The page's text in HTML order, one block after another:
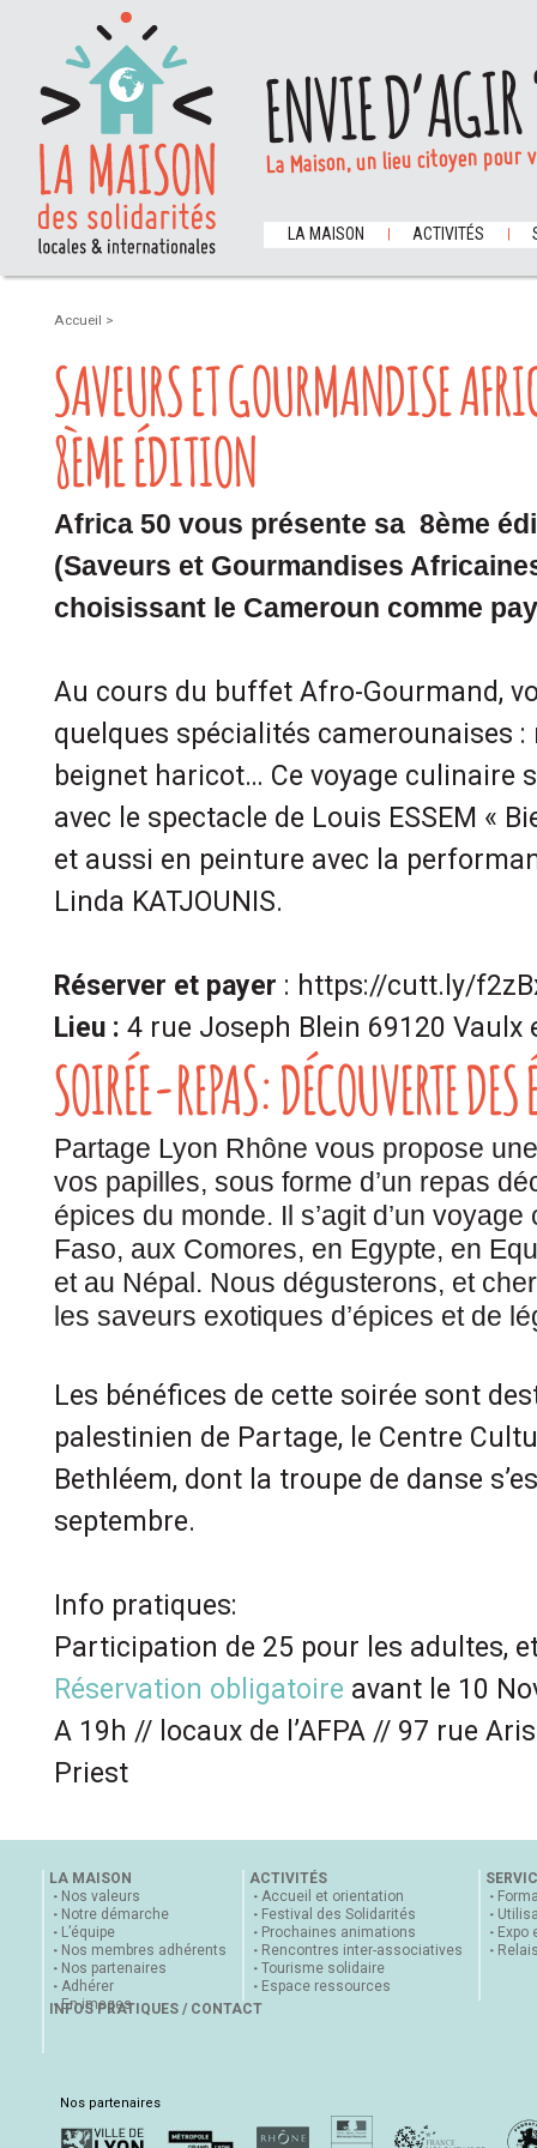
ENVIE
La Maison, un lieu citoyen
LA MAISON ACTIVITÉS
Accueil >
SAVEURS ET GOURMANDISE
8ÈME ÉDITION
Africa 50 vous présente sa 8ème
(Saveurs et Gourmandises
choisissant le Cameroun comme
Au cours du buffet Afro-Gourmand,
quelques spécialités camerounaises :
beignet haricot… Ce voyage culinaire
avec le spectacle de Louis ESSEM «
et aussi en peinture avec la
Linda KATJOUNIS.
Réserver et payer : https://cutt.ly/
Lieu : 4 rue Joseph Blein 69120 Vaulx
SOIRÉE-REPAS: DÉCOUVERTE
Partage Lyon Rhône vous propose
vos papilles, sous forme d’un repas
épices du monde. Il s’agit d’un voyage
Faso, aux Comores, en Egypte, en
et au Népal. Nous dégusterons, et
les saveurs exotiques d’épices et de
Les bénéfices de cette soirée sont
palestinien de Partage, le Centre
Bethléem, dont la troupe de danse
septembre.
Info pratiques:
Participation de 25 pour les adultes,
Réservation obligatoire avant le 10
A 19h // locaux de l’AFPA // 97 rue
Priest
LA MAISON
Nos valeurs
Notre démarche
L’équipe
Nos membres adhérents
Nos partenaires
Adhérer
En images
ACTIVITÉS
Accueil et orientation
Festival des Solidarités
Prochaines animations
Rencontres inter-associatives
Tourisme solidaire
Espace ressources
Expo
INFOS PRATIQUES / CONTACT
Nos partenaires